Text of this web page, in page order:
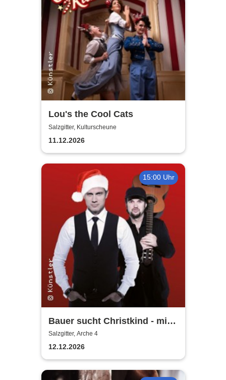
Lou's the Cool Cats
Salzgitter, Kulturscheune
11.12.2026
15:00 Uhr
Bauer sucht Christkind - mit
Ralf Bauer & Pat Fritz
Salzgitter, Arche 4
12.12.2026